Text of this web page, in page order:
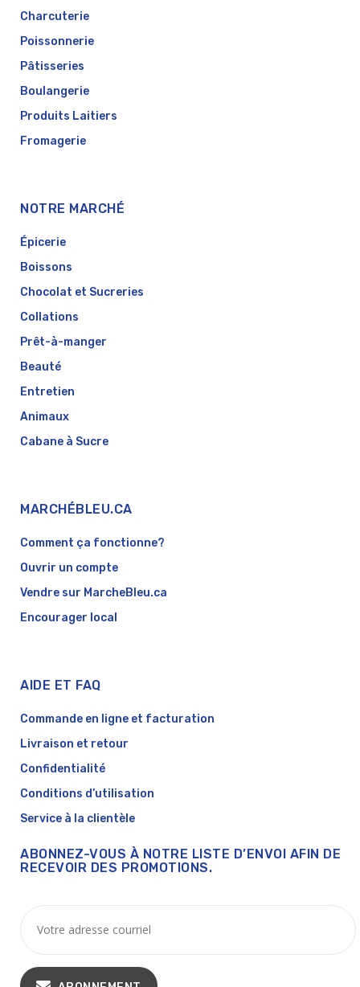
Charcuterie
Poissonnerie
Pâtisseries
Boulangerie
Produits Laitiers
Fromagerie
NOTRE MARCHÉ
Épicerie
Boissons
Chocolat et Sucreries
Collations
Prêt-à-manger
Beauté
Entretien
Animaux
Cabane à Sucre
MARCHÉBLEU.CA
Comment ça fonctionne?
Ouvrir un compte
Vendre sur MarcheBleu.ca
Encourager local
AIDE ET FAQ
Commande en ligne et facturation
Livraison et retour
Confidentialité
Conditions d’utilisation
Service à la clientèle
ABONNEZ-VOUS À NOTRE LISTE D’ENVOI AFIN DE
RECEVOIR DES PROMOTIONS.